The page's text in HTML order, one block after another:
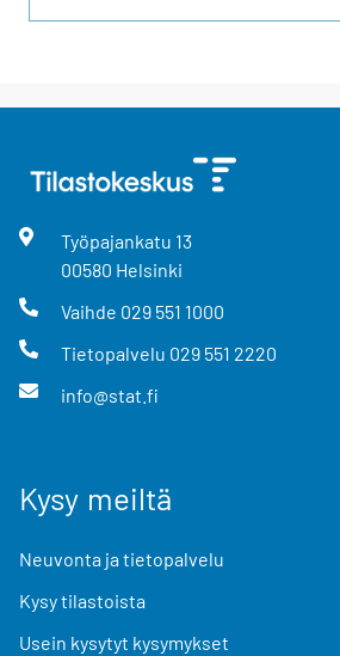
Työpajankatu 13
00580 Helsinki
Vaihde 029 551 1000
Tietopalvelu 029 551 2220
info@stat.fi
Kysy meiltä
Neuvonta ja tietopalvelu
Kysy tilastoista
Usein kysytyt kysymykset